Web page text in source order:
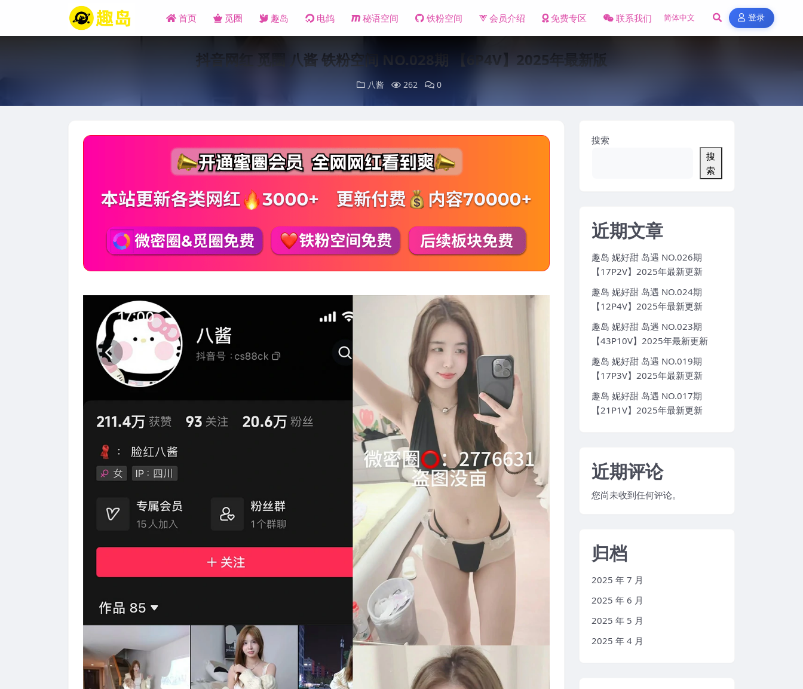
首页 觅圈 趣岛 电鸽 秘语空间 铁粉空间 会员介绍 免费专区 联系我们 登录
抖音网红 觅圈 八酱 铁粉空间 NO.028期 【6P4V】2025年最新版
八酱 262 0
搜索
搜
索
近期文章
趣岛 妮好甜 岛遇 NO.026期
【17P2V】2025年最新更新
趣岛 妮好甜 岛遇 NO.024期
【12P4V】2025年最新更新
趣岛 妮好甜 岛遇 NO.023期
【43P10V】2025年最新更新
趣岛 妮好甜 岛遇 NO.019期
【17P3V】2025年最新更新
趣岛 妮好甜 岛遇 NO.017期
【21P1V】2025年最新更新
近期评论
您尚未收到任何评论。
归档
2025 年 7 月
2025 年 6 月
2025 年 5 月
2025 年 4 月